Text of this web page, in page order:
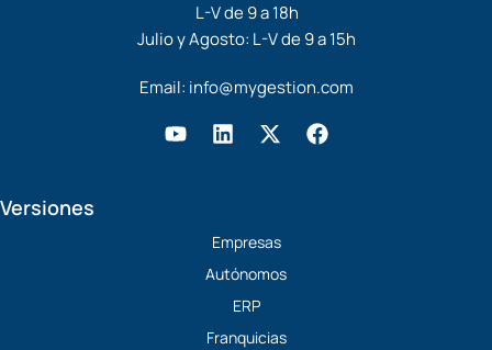
L-V de 9 a 18h
Julio y Agosto: L-V de 9 a 15h
Email: info@mygestion.com
Y L
d
i
n
X
t
t
e
F
a
Versiones
Empresas
Autónomos
ERP
Franquicias